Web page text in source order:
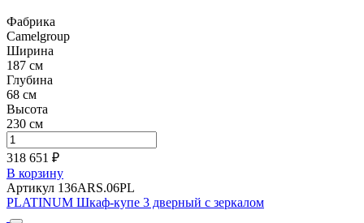
Фабрика
Camelgroup
Ширина
187 см
Глубина
68 см
Высота
230 см
318 651 ₽
В корзину
Артикул 136ARS.06PL
PLATINUM Шкаф-купе 3 дверный c зеркалом